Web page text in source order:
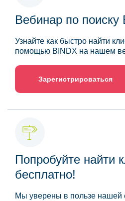
Вебинар по поиску
Узнайте как быстро найти
помощью BINDX на нашем
Зарегистрироваться
Попробуйте найти
бесплатно!
Мы уверены в пользе нашей